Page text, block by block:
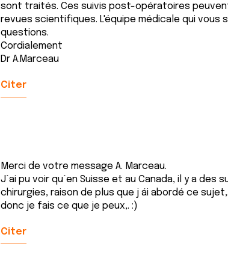
sont traités. Ces suivis post-opératoires
revues scientifiques. L'équipe médicale qui vous
questions.
Cordialement
Dr A.Marceau
Citer
Merci de votre message A. Marceau.
J´ai pu voir qu´en Suisse et au Canada, il y a
chirurgies, raison de plus que j ái abordé ce
donc je fais ce que je peux,. :)
Citer